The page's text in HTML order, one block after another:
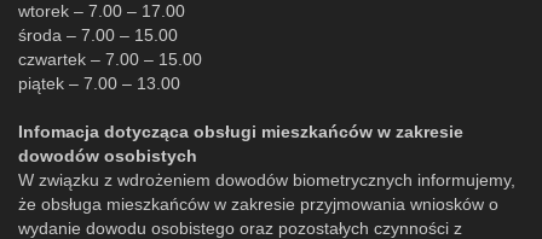
wtorek – 7.00 – 17.00
środa – 7.00 – 15.00
czwartek – 7.00 – 15.00
piątek – 7.00 – 13.00
Infomacja dotycząca obsługi mieszkańców w zakresie
dowodów osobistych
W związku z wdrożeniem dowodów biometrycznych informujemy,
że obsługa mieszkańców w zakresie przyjmowania wniosków o
wydanie dowodu osobistego oraz pozostałych czynności z